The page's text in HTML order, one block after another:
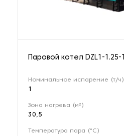
Паровой котел DZL1-1.25-T
Номинальное испарение (т/ч)
1
Зона нагрева (м²)
30,5
Температура пара (°С)